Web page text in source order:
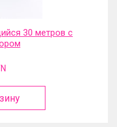
30 метров с